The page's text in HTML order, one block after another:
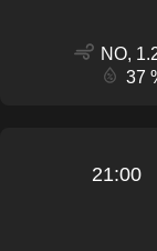
NO,
37
21:00